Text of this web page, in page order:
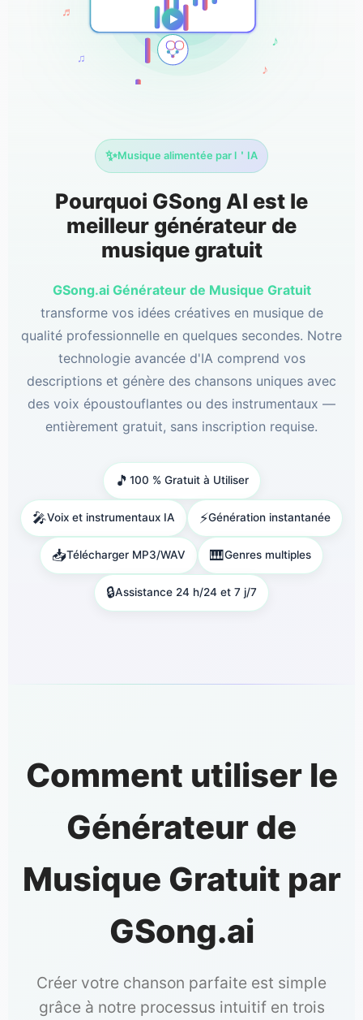
♬
♪
♫
✨Musique alimentée par l＇IA
Pourquoi GSong AI est le
meilleur générateur de
musique gratuit
GSong.ai Générateur de Musique Gratuit
transforme vos idées créatives en musique de
qualité professionnelle en quelques secondes. Notre
technologie avancée d'IA comprend vos
descriptions et génère des chansons uniques avec
des voix époustouflantes ou des instrumentaux —
entièrement gratuit, sans inscription requise.
🎵 100 % Gratuit à Utiliser
🎤Voix et instrumentaux IA ⚡Génération instantanée
📥Télécharger MP3/WAV 🎹Genres multiples
🔒Assistance 24 h/24 et 7 j/7
Comment utiliser le
Générateur de
Musique Gratuit par
GSong.ai
Créer votre chanson parfaite est simple
grâce à notre processus intuitif en trois